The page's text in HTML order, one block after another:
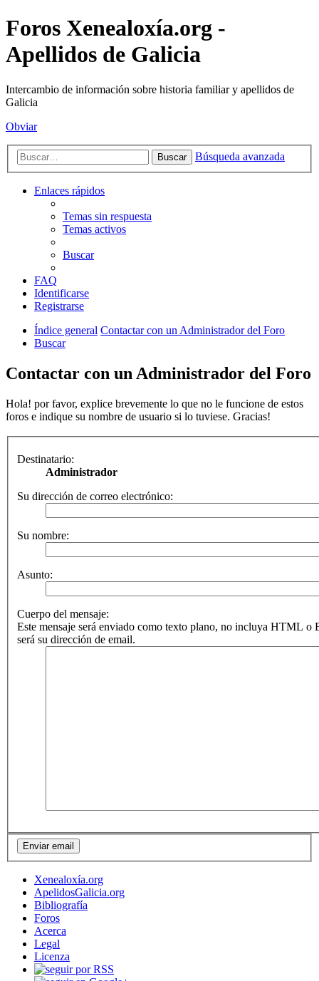
Foros Xenealoxía.org -
Apellidos de Galicia
Intercambio de información sobre historia familiar y apellidos de
Galicia
Obviar
Buscar Búsqueda avanzada
Enlaces rápidos
Temas sin respuesta
Temas activos
Buscar
FAQ
Identificarse
Registrarse
Índice general Contactar con un Administrador del Foro
Buscar
Contactar con un Administrador del Foro
Hola! por favor, explice brevemente lo que no le funcione de estos
foros e indique su nombre de usuario si lo tuviese. Gracias!
Destinatario:
Administrador
Su dirección de correo electrónico:
Su nombre:
Asunto:
Cuerpo del mensaje:
Este mensaje será enviado como texto plano, no incluya HTML o
será su dirección de email.
Xenealoxía.org
ApelidosGalicia.org
Bibliografía
Foros
Acerca
Legal
Licenza